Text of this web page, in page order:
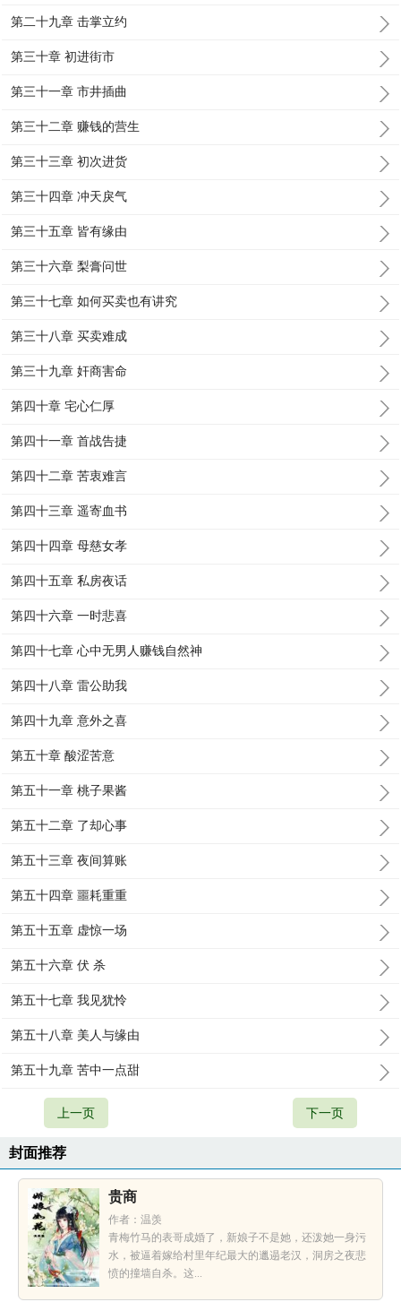
第二十九章 击掌立约
第三十章 初进街市
第三十一章 市井插曲
第三十二章 赚钱的营生
第三十三章 初次进货
第三十四章 冲天戾气
第三十五章 皆有缘由
第三十六章 梨膏问世
第三十七章 如何买卖也有讲究
第三十八章 买卖难成
第三十九章 奸商害命
第四十章 宅心仁厚
第四十一章 首战告捷
第四十二章 苦衷难言
第四十三章 遥寄血书
第四十四章 母慈女孝
第四十五章 私房夜话
第四十六章 一时悲喜
第四十七章 心中无男人赚钱自然神
第四十八章 雷公助我
第四十九章 意外之喜
第五十章 酸涩苦意
第五十一章 桃子果酱
第五十二章 了却心事
第五十三章 夜间算账
第五十四章 噩耗重重
第五十五章 虚惊一场
第五十六章 伏 杀
第五十七章 我见犹怜
第五十八章 美人与缘由
第五十九章 苦中一点甜
上一页 下一页
封面推荐
贵商
作者：温羡
青梅竹马的表哥成婚了，新娘子不是她，还泼她一身污
水，被逼着嫁给村里年纪最大的邋遢老汉，洞房之夜悲
愤的撞墙自杀。这...